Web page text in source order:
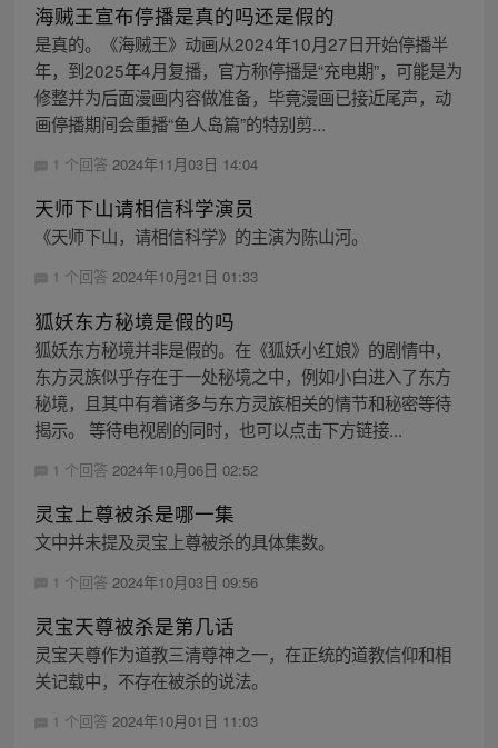
海贼王宣布停播是真的吗还是假的
是真的。《海贼王》动画从2024年10月27日开始停播半
年，到2025年4月复播，官方称停播是“充电期”，可能是为
修整并为后面漫画内容做准备，毕竟漫画已接近尾声，动
画停播期间会重播“鱼人岛篇”的特别剪...
1 个回答 2024年11月03日 14:04
天师下山请相信科学演员
《天师下山，请相信科学》的主演为陈山河。
1 个回答 2024年10月21日 01:33
狐妖东方秘境是假的吗
狐妖东方秘境并非是假的。在《狐妖小红娘》的剧情中，
东方灵族似乎存在于一处秘境之中，例如小白进入了东方
秘境，且其中有着诸多与东方灵族相关的情节和秘密等待
揭示。 等待电视剧的同时，也可以点击下方链接...
1 个回答 2024年10月06日 02:52
灵宝上尊被杀是哪一集
文中并未提及灵宝上尊被杀的具体集数。
1 个回答 2024年10月03日 09:56
灵宝天尊被杀是第几话
灵宝天尊作为道教三清尊神之一，在正统的道教信仰和相
关记载中，不存在被杀的说法。
1 个回答 2024年10月01日 11:03